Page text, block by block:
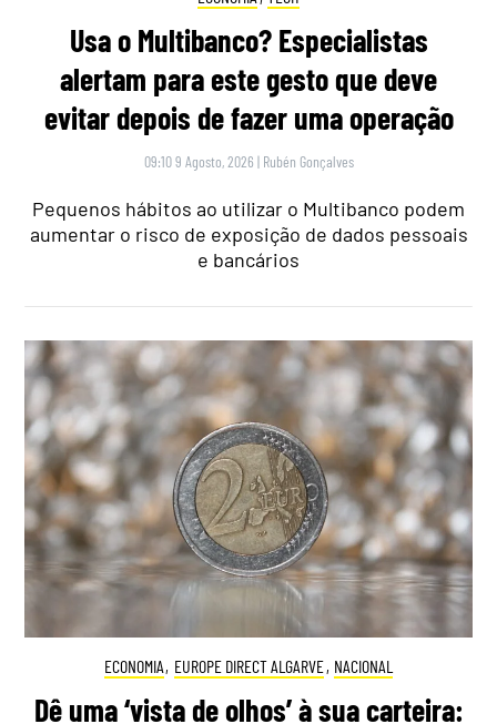
Usa o Multibanco? Especialistas
alertam para este gesto que deve
evitar depois de fazer uma operação
09:10 9 Agosto, 2026 | Rubén Gonçalves
Pequenos hábitos ao utilizar o Multibanco podem
aumentar o risco de exposição de dados pessoais
e bancários
ECONOMIA, EUROPE DIRECT ALGARVE, NACIONAL
Dê uma ‘vista de olhos’ à sua carteira: